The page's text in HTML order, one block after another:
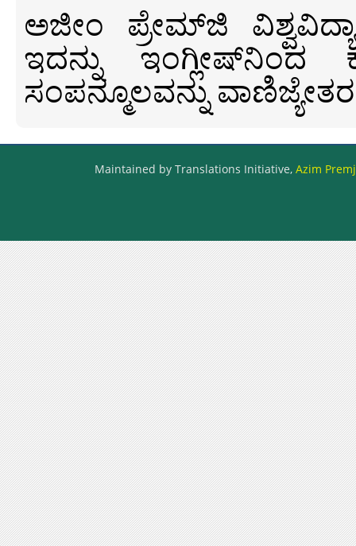
ಅಜೀಂ ಪ್ರೇಮ್‍ಜಿ
ಇದನ್ನು ಇಂಗ್ಲೀಷ್‍ನಿಂದ
ಸಂಪನ್ಮೂಲವನ್ನು
Maintained by Translations Initiative, Azim